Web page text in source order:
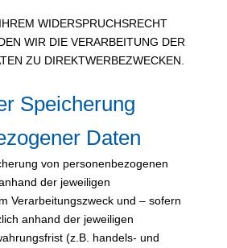
WIDERSPRUCHSRECHT
WIR DIE VERARBEITUNG DER
ZU DIREKTWERBEZWECKEN.
Speicherung
Daten
von personenbezogenen
der jeweiligen
Verarbeitungszweck und – sofern
anhand der jeweiligen
(z.B. handels- und